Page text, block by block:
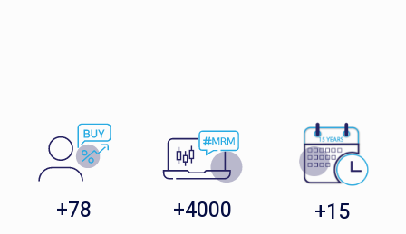
15+
4000+
78+